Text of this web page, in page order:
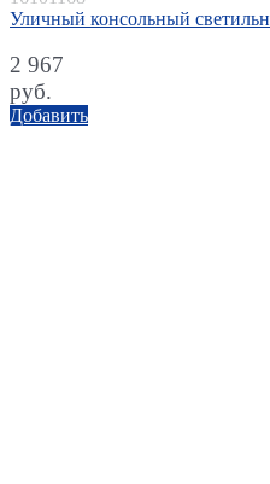
Уличный консольный
2 967
руб.
Добавить